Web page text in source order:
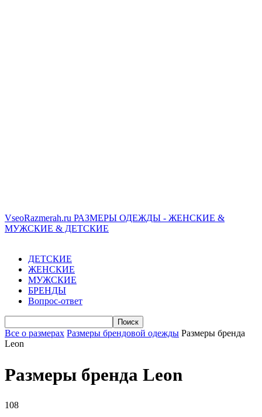
VseoRazmerah.ru РАЗМЕРЫ ОДЕЖДЫ - ЖЕНСКИЕ &
МУЖСКИЕ & ДЕТСКИЕ
ДЕТСКИЕ
ЖЕНСКИЕ
МУЖСКИЕ
БРЕНДЫ
Вопрос-ответ
Все о размерах Размеры брендовой одежды Размеры бренда
Leon
Размеры бренда Leon
108